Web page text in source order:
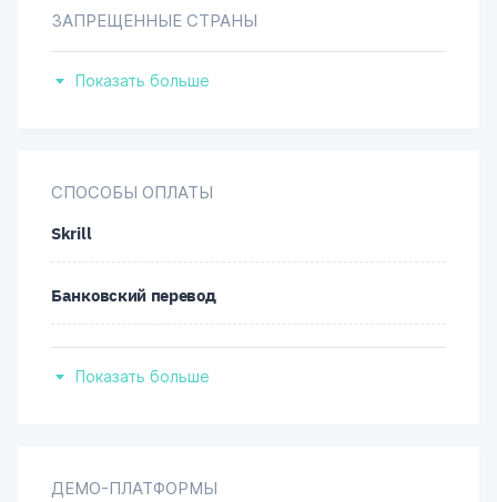
ЗАПРЕЩЕННЫЕ СТРАНЫ
Показать больше
СПОСОБЫ ОПЛАТЫ
Skrill
Банковский перевод
UnionPay
Показать больше
ДЕМО-ПЛАТФОРМЫ